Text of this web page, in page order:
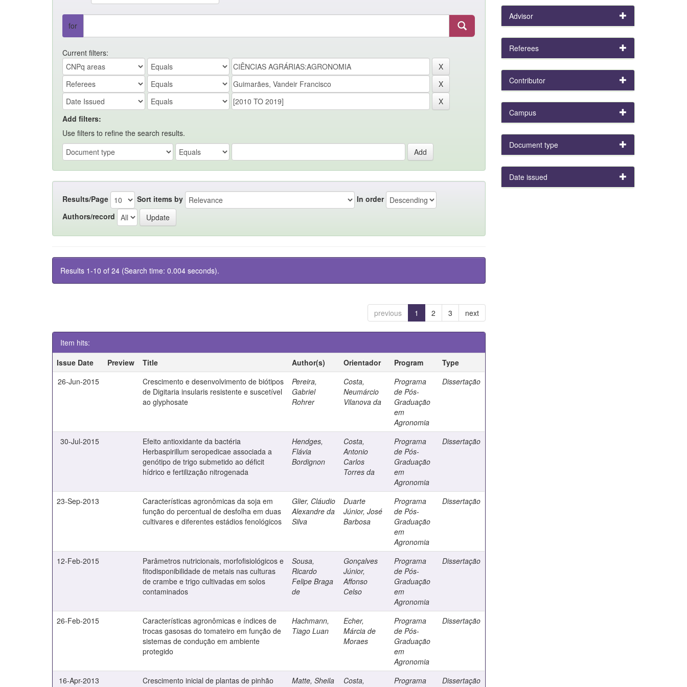
for
Current filters:
Add filters:
Use filters to refine the search results.
Results/Page Sort items by
In order
Authors/record
Results 1-10 of 24 (Search time: 0.004 seconds).
previous 1 2 3 next
Item hits:
Issue Date
Preview Title Author(s) Orientador Program
Type
26-Jun-2015
Crescimento e desenvolvimento de biótipos
de Digitaria insularis resistente e suscetível
ao glyphosate
Pereira,
Gabriel
Rohrer
Costa,
Neumárcio
Vilanova da
Programa
de Pós-
Graduação
em
Agronomia
Dissertação
30-Jul-2015
Efeito antioxidante da bactéria
Herbaspirillum seropedicae associada a
genótipo de trigo submetido ao déficit
hídrico e fertilização nitrogenada
Hendges,
Flávia
Bordignon
Costa,
Antonio
Carlos
Torres da
Programa
de Pós-
Graduação
em
Agronomia
Dissertação
23-Sep-2013
Características agronômicas da soja em
função do percentual de desfolha em duas
cultivares e diferentes estádios fenológicos
Glier, Cláudio
Alexandre da
Silva
Duarte
Júnior, José
Barbosa
Programa
de Pós-
Graduação
em
Agronomia
Dissertação
12-Feb-2015
Parâmetros nutricionais, morfofisiológicos e
fitodisponibilidade de metais nas culturas
de crambe e trigo cultivadas em solos
contaminados
Sousa,
Ricardo
Felipe Braga
de
Gonçalves
Júnior,
Affonso
Celso
Programa
de Pós-
Graduação
em
Agronomia
Dissertação
26-Feb-2015
Características agronômicas e índices de
trocas gasosas do tomateiro em função de
sistemas de condução em ambiente
protegido
Hachmann,
Tiago Luan
Echer,
Márcia de
Moraes
Programa
de Pós-
Graduação
em
Agronomia
Dissertação
16-Apr-2013
Crescimento inicial de plantas de pinhão
Matte, Sheila
Costa,
Programa
Dissertação
Advisor
Referees
Contributor
Campus
Document type
Date issued